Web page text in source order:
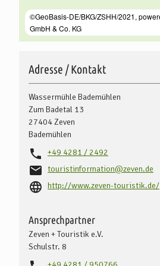
Adresse / Kontakt
Wassermühle Bademühlen
Zum Badetal 13
27404Zeven
Bademühlen
+49 4281 / 2492
touristinformation@zeven.de
http://www.zeven-touristik.de/
Ansprechpartner
Zeven + Touristik e.V.
Schulstr. 8